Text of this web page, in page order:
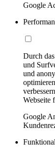
Google
Durch
und
und
Webseite
Google
Funktional